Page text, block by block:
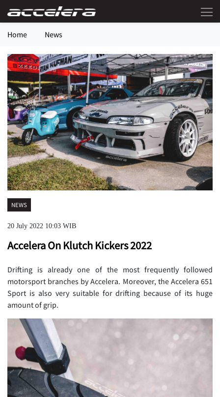
Home News
NEWS
20 July 2022 10:03 WIB
Accelera On Klutch Kickers 2022
Drifting is already one of the most frequently followed
motorsport branches by Accelera. Moreover, the Accelera 651
Sport is also very suitable for drifting because of its huge
amount of grip.